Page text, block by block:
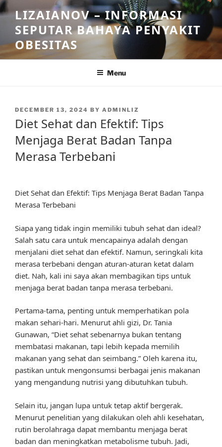
Skip
to
content
LIZAIANOV – INFORMASI
SEPUTAR BAHAYA PENYAKIT
OBESITAS
Menu
POSTED
DECEMBER 13, 2024 BY ADMINLIZ
Diet Sehat dan Efektif: Tips
Menjaga Berat Badan Tanpa
Merasa Terbebani
Diet Sehat dan Efektif: Tips Menjaga Berat Badan Tanpa
Merasa Terbebani
Siapa yang tidak ingin memiliki tubuh sehat dan ideal?
Salah satu cara untuk mencapainya adalah dengan
menjalani diet sehat dan efektif. Namun, seringkali kita
merasa terbebani dengan aturan-aturan ketat dalam
diet. Nah, kali ini saya akan membagikan tips untuk
menjaga berat badan tanpa merasa terbebani.
Pertama-tama, penting untuk memperhatikan pola
makan sehari-hari. Menurut ahli gizi, Dr. Tania
Gunawan, “Diet sehat sebenarnya bukan tentang
membatasi makanan, tapi lebih kepada memilih
makanan yang sehat dan seimbang.” Oleh karena itu,
pastikan untuk mengonsumsi berbagai jenis makanan
yang mengandung nutrisi yang dibutuhkan tubuh.
Selain itu, jangan lupa untuk tetap aktif bergerak.
Menurut penelitian yang dilakukan oleh ahli kesehatan,
rutin berolahraga dapat membantu menjaga berat
badan dan meningkatkan metabolisme tubuh. Jadi,